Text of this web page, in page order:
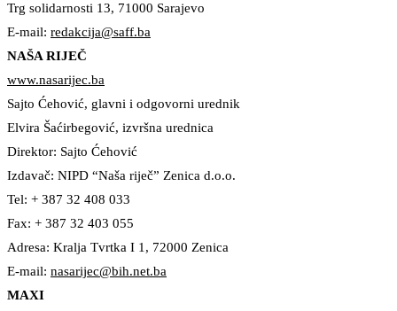
Trg solidarnosti 13, 71000 Sarajevo
E-mail: redakcija@saff.ba
NAŠA RIJEČ
www.nasarijec.ba
Sajto Ćehović, glavni i odgovorni urednik
Elvira Šaćirbegović, izvršna urednica
Direktor: Sajto Ćehović
Izdavač: NIPD “Naša riječ” Zenica d.o.o.
Tel: + 387 32 408 033
Fax: + 387 32 403 055
Adresa: Kralja Tvrtka I 1, 72000 Zenica
E-mail: nasarijec@bih.net.ba
MAXI